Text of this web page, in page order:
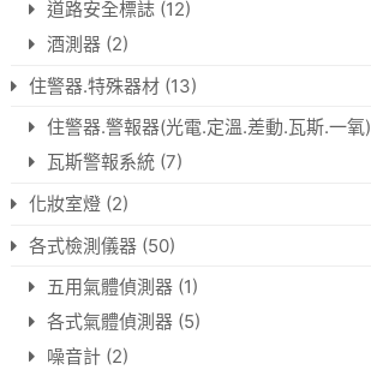
道路安全標誌 (12)
酒測器 (2)
住警器.特殊器材 (13)
住警器.警報器(光電.定溫.差動.瓦斯.一氧)
瓦斯警報系統 (7)
化妝室燈 (2)
各式檢測儀器 (50)
五用氣體偵測器 (1)
各式氣體偵測器 (5)
噪音計 (2)